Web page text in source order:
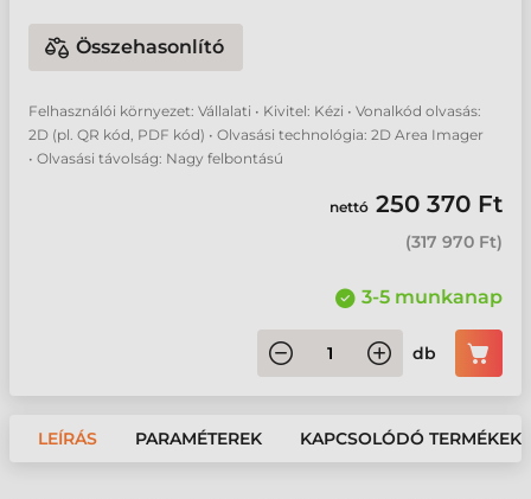
Összehasonlító
Felhasználói környezet: Vállalati • Kivitel: Kézi • Vonalkód olvasás:
2D (pl. QR kód, PDF kód) • Olvasási technológia: 2D Area Imager
• Olvasási távolság: Nagy felbontású
nettó 250 370 Ft
(317 970 Ft)
3-5 munkanap
db
LEÍRÁS PARAMÉTEREK KAPCSOLÓDÓ TERMÉKEK